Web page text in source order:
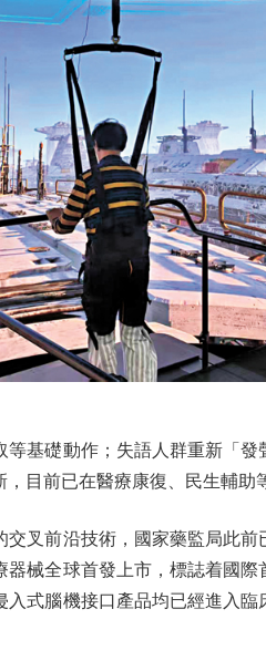
礎動作；失語人群重新「發
目前已在醫療康復、民生輔助
前沿技術，國家藥監局此前
械全球首發上市，標誌着國
式腦機接口產品均已經進入